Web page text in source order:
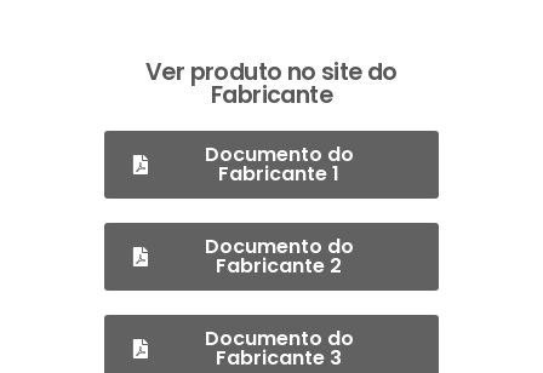
Ver produto no site do
Fabricante
Documento do
Fabricante 1
Documento do
Fabricante 2
Documento do
Fabricante 3